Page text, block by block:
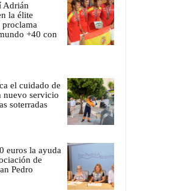
Adrián
la élite
+40 con
el cuidado de
nuevo servicio
soterradas
euros la ayuda
de
Pedro